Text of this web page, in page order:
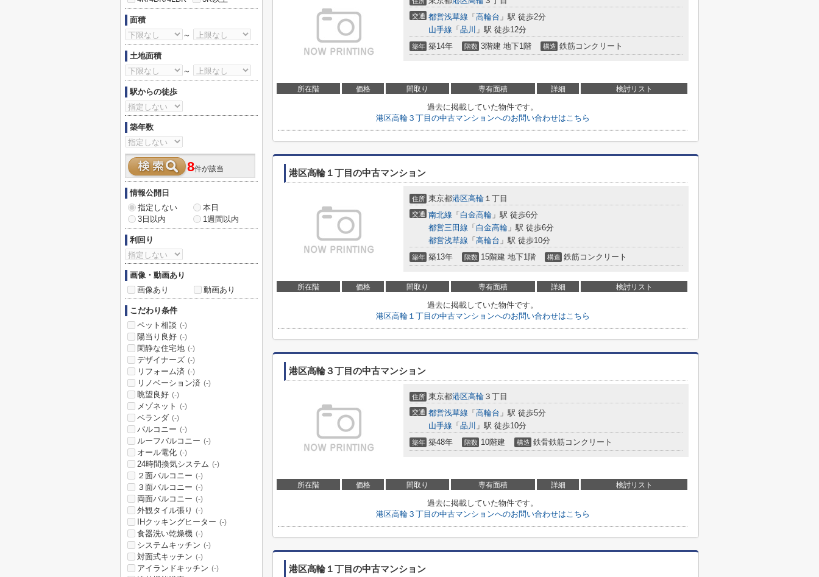
交通 都営浅草線 「 高輪台 」駅 徒歩2分
山手線 「 品川 」駅 徒歩12分
築年 築14年 階数 3階建 地下1階 構造 鉄筋コンクリート
所在階 価格 間取り 専有面積 詳細 検討リスト
過去に掲載していた物件です。
港区高輪３丁目の中古マンションへのお問い合わせはこちら
港区高輪１丁目の中古マンション
住所 東京都港区高輪 １丁目
交通 南北線 「 白金高輪 」駅 徒歩6分
都営三田線 「 白金高輪 」駅 徒歩6分
都営浅草線 「 高輪台 」駅 徒歩10分
築年 築13年 階数 15階建 地下1階 構造 鉄筋コンクリート
所在階 価格 間取り 専有面積 詳細 検討リスト
過去に掲載していた物件です。
港区高輪１丁目の中古マンションへのお問い合わせはこちら
港区高輪３丁目の中古マンション
住所 東京都港区高輪 ３丁目
交通 都営浅草線 「 高輪台 」駅 徒歩5分
山手線 「 品川 」駅 徒歩10分
築年 築48年 階数 10階建 構造 鉄骨鉄筋コンクリート
所在階 価格 間取り 専有面積 詳細 検討リスト
過去に掲載していた物件です。
港区高輪３丁目の中古マンションへのお問い合わせはこちら
港区高輪１丁目の中古マンション
面積
～
土地面積
～
駅からの徒歩
築年数
8件が該当
情報公開日
指定しない
本日
3日以内
1週間以内
利回り
画像・動画あり
画像あり
動画あり
こだわり条件
ペット相談 (-)
陽当り良好 (-)
閑静な住宅地 (-)
デザイナーズ (-)
リフォーム済 (-)
リノベーション済 (-)
眺望良好 (-)
メゾネット (-)
ベランダ (-)
バルコニー (-)
ルーフバルコニー (-)
オール電化 (-)
24時間換気システム (-)
２面バルコニー (-)
３面バルコニー (-)
両面バルコニー (-)
外観タイル張り (-)
IHクッキングヒーター (-)
食器洗い乾燥機 (-)
システムキッチン (-)
対面式キッチン (-)
アイランドキッチン (-)